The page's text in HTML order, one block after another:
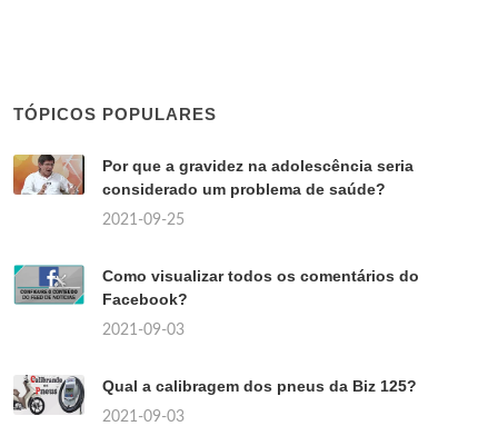
TÓPICOS POPULARES
Por que a gravidez na adolescência seria
considerado um problema de saúde?
2021-09-25
Como visualizar todos os comentários do
Facebook?
2021-09-03
Qual a calibragem dos pneus da Biz 125?
2021-09-03